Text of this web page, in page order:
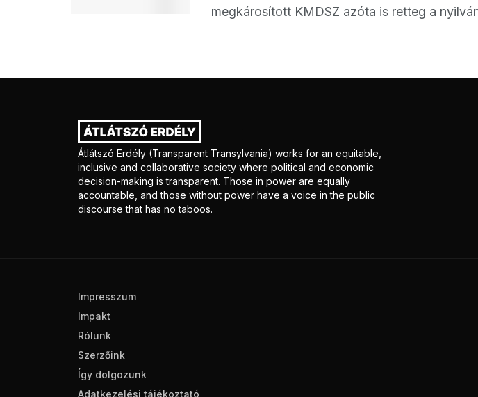
megkárosított KMDSZ azóta is retteg a
Átlátszó Erdély (Transparent Transylvania) works for an equitable,
inclusive and collaborative society where political and economic
decision-making is transparent. Those in power are equally
accountable, and those without power have a voice in the public
discourse that has no taboos.
Impresszum
Impakt
Rólunk
Szerzőink
Így dolgozunk
Adatkezelési tájékoztató